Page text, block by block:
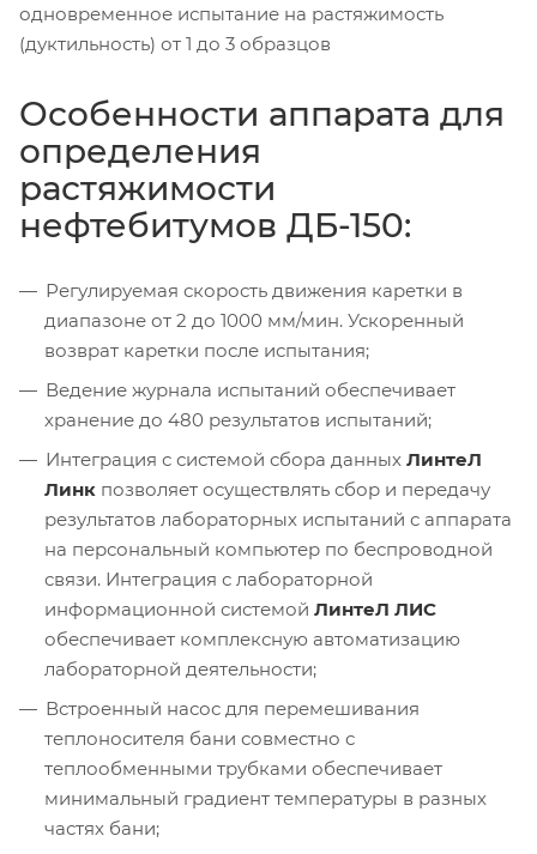
одновременное испытание на растяжимость
(дуктильность) от 1 до 3 образцов
Особенности аппарата для
определения
растяжимости
нефтебитумов ДБ-150:
Регулируемая скорость движения каретки в
диапазоне от 2 до 1000 мм/мин. Ускоренный
возврат каретки после испытания;
Ведение журнала испытаний обеспечивает
хранение до 480 результатов испытаний;
Интеграция с системой сбора данных ЛинтеЛ
Линк позволяет осуществлять сбор и передачу
результатов лабораторных испытаний с аппарата
на персональный компьютер по беспроводной
связи. Интеграция с лабораторной
информационной системой ЛинтеЛ ЛИС
обеспечивает комплексную автоматизацию
лабораторной деятельности;
Встроенный насос для перемешивания
теплоносителя бани совместно с
теплообменными трубками обеспечивает
минимальный градиент температуры в разных
частях бани;